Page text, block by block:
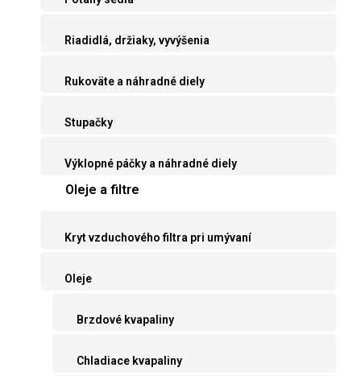
Riadidlá, držiaky, vyvýšenia
Rukoväte a náhradné diely
Stupačky
Výklopné páčky a náhradné diely
Oleje a filtre
Kryt vzduchového filtra pri umývaní
Oleje
Brzdové kvapaliny
Chladiace kvapaliny